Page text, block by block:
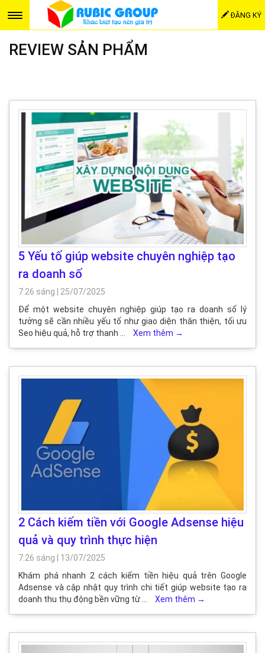
ĐĂNG KÝ
REVIEW SẢN PHẨM
5 Yếu tố giúp website chuyên nghiệp tạo
ra doanh số
7:26 sáng
25/07/2025
Để một website chuyên nghiệp giúp tạo ra doanh số lý
tưởng sẽ cần nhiều yếu tố như giao diện thân thiện, tối ưu
Seo hiệu quả, hỗ trợ thanh …
Xem thêm →
2 Cách kiếm tiền với Google Adsense hiệu
quả và quy trình thực hiện
7:26 sáng
13/07/2025
Khám phá nhanh 2 cách kiếm tiền hiệu quả trên Google
Adsense và cập nhật quy trình chi tiết giúp website tạo ra
doanh thu thụ động bền vững từ …
Xem thêm →